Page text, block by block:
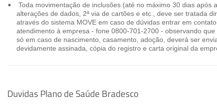
Toda movimentação de inclusões (até no máximo 30 dias após
alterações de dados, 2ª via de cartões e etc., deve ser tratada
através do sistema MOVE em caso de dúvidas entrar em
atendimento à empresa - fone 0800-701-2700 - observando
só em caso de nascimento, casamento, adoção, deverá ser
devidamente assinada, cópia do registro e carta original da
Duvidas Plano de Saúde Bradesco